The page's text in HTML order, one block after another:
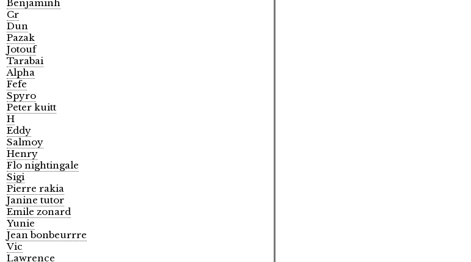
Benjaminh
Cr
Dun
Pazak
Jotouf
Tarabai
Alpha
Fefe
Spyro
Peter kuitt
H
Eddy
Salmoy
Henry
Flo nightingale
Sigi
Pierre rakia
Janine tutor
Emile zonard
Yunie
Jean bonbeurrre
Vic
Lawrence